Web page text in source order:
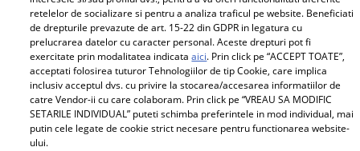
Recomandări
retelelor de socializare si pentru a analiza traficul pe website. Beneficiati
de drepturile prevazute de art. 15-22 din GDPR in legatura cu
prelucrarea datelor cu caracter personal. Aceste drepturi pot fi
exercitate prin modalitatea indicataaici. Prin click pe “ACCEPT TOATE”,
acceptati folosirea tuturor Tehnologiilor de tip Cookie, care implica
inclusiv acceptul dvs. cu privire la stocarea/accesarea informatiilor de
catre Vendor-ii cu care colaboram. Prin click pe “VREAU SA MODIFIC
SETARILE INDIVIDUAL” puteti schimba preferintele in mod individual, mai
putin cele legate de cookie strict necesare pentru functionarea website-
ului.